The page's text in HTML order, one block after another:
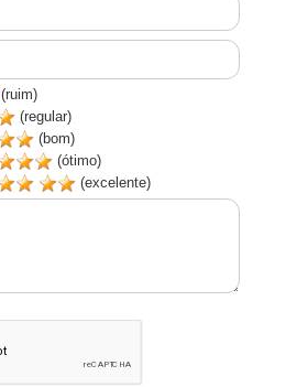
(ruim)
(regular)
(bom)
(ótimo)
(excelente)